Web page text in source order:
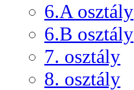
6.A osztály
6.B osztály
7. osztály
8. osztály